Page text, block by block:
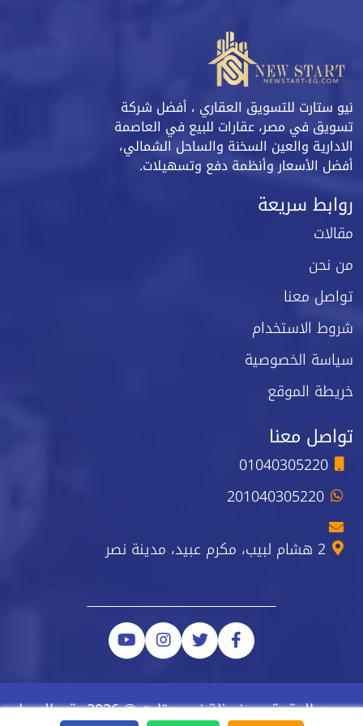
نيو ستارت للتسويق العقاري ، أفضل شركة
تسويق في مصر، عقارات للبيع في العاصمة
الادارية والعين السخنة والساحل الشمالي،
أفضل الأسعار وأنظمة دفع وتسهيلات.
روابط سريعة
مقالات
من نحن
تواصل معنا
شروط الاستخدام
سياسة الخصوصية
خريطة الموقع
تواصل معنا
01040305220
201040305220
2 هشام لبيب، مكرم عبيد، مدينة نصر
جميع الحقوق محفوظة نيو ستارت © 2026 رقم السجل